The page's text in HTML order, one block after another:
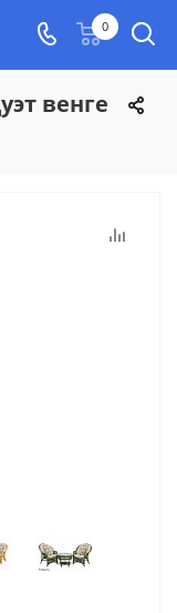
0
венге